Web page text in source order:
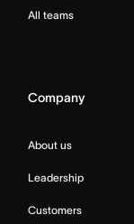
All teams
Company
About us
Leadership
Customers